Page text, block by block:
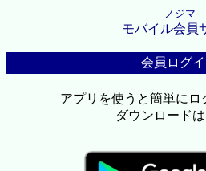
ノジマ
モバイル会員
会員ログ
アプリを使うと簡単にロ
ダウンロード